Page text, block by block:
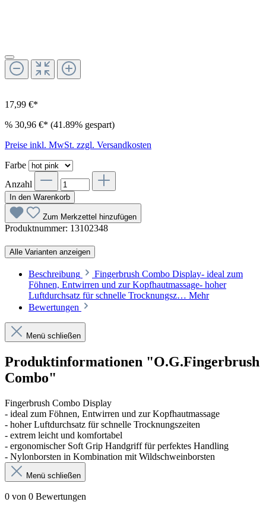
17,99 €*
% 30,96 €* (41.89% gespart)
Preise inkl. MwSt. zzgl. Versandkosten
Farbe
Anzahl
In den Warenkorb
Zum Merkzettel hinzufügen
Produktnummer: 13102348
Alle Varianten anzeigen
Beschreibung
Fingerbrush Combo Display- ideal zum
Föhnen, Entwirren und zur Kopfhautmassage- hoher
Luftdurchsatz für schnelle Trocknungsz… Mehr
Bewertungen
Menü schließen
Produktinformationen "O.G.Fingerbrush
Combo"
Fingerbrush Combo Display
- ideal zum Föhnen, Entwirren und zur Kopfhautmassage
- hoher Luftdurchsatz für schnelle Trocknungszeiten
- extrem leicht und komfortabel
- ergonomischer Soft Grip Handgriff für perfektes Handling
- Nylonborsten in Kombination mit Wildschweinborsten
Menü schließen
0 von 0 Bewertungen